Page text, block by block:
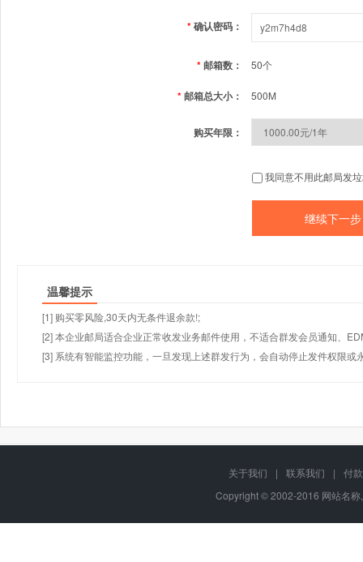
*确认密码：
*邮箱数： 50个
*邮箱总大小： 500M
购买年限：
我同意不用此邮局发
温馨提示
[1] 购买零风险,30天内无条件退余款!;
[2] 本企业邮局适合企业正常收发业务邮件使用，不适合群发会员通知、
[3] 系统有智能监控功能，一旦发现上述群发行为，会自动停止发件权限或
关于我们 | 联系我们 |
付
Copyright © 2002-2016 网站名